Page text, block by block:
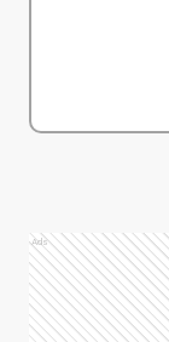
Ads